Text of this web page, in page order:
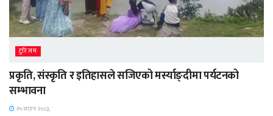
टुरिजम
प्रकृति, संस्कृति र इतिहासले सजिएको मर्स्याङ्दीमा पर्यटनको
सम्भावना
२५ साउन २०८३,